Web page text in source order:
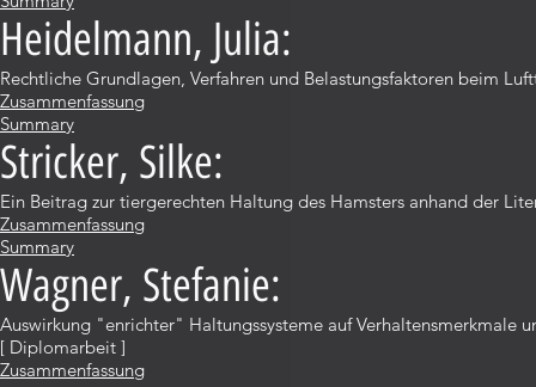
Heidelmann, Julia:
Rechtliche Grundlagen, Verfahren und Belastungsfaktoren beim
Zusammenfassung
Summary
Stricker, Silke:
Ein Beitrag zur tiergerechten Haltung des Hamsters anhand der
Zusammenfassung
Summary
Wagner, Stefanie:
Auswirkung "enrichter" Haltungssysteme auf Verhaltensmerkmale
[ Diplomarbeit ]
Zusammenfassung